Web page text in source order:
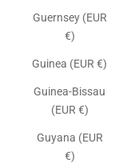
Guernsey (EUR
€)
Guinea (EUR €)
Guinea-Bissau
(EUR €)
Guyana (EUR
€)